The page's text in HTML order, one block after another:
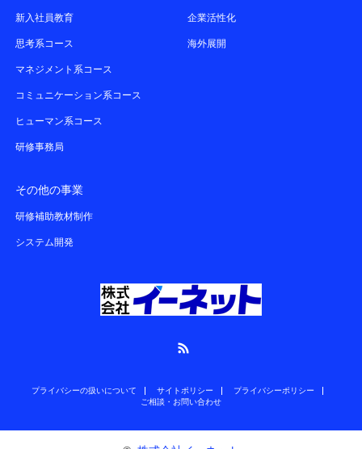
新入社員教育
思考系コース
マネジメント系コース
コミュニケーション系コース
ヒューマン系コース
研修事務局
企業活性化
海外展開
その他の事業
研修補助教材制作
システム開発
プライバシーの扱いについて サイトポリシー
プライバシーポリシー
ご相談・お問い合わせ